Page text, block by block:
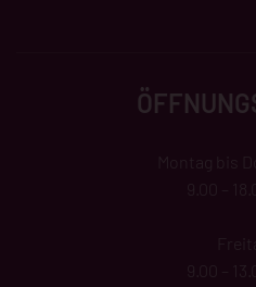
Montag bis
9.00 –
9.00 –